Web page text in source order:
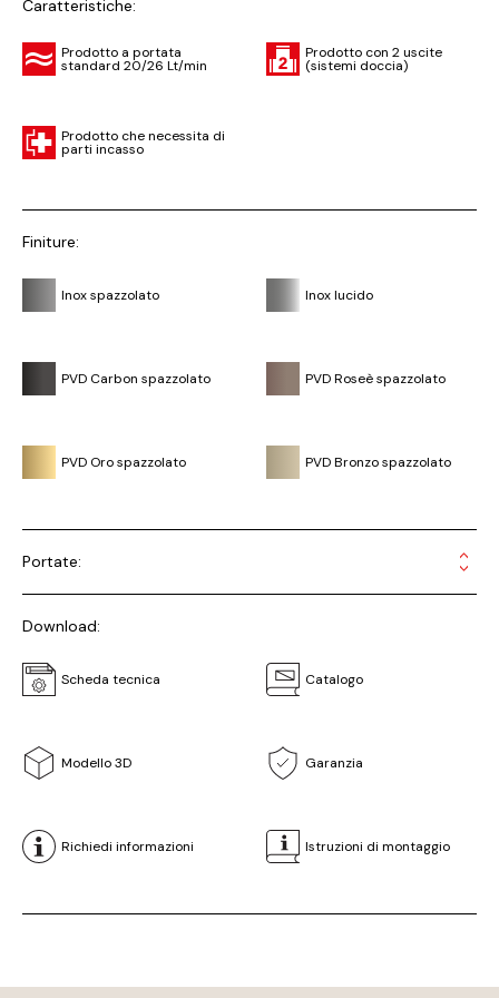
Caratteristiche:
Prodotto a portata
standard 20/26 Lt/min
Prodotto con 2 uscite
(sistemi doccia)
Prodotto che necessita di
parti incasso
Finiture:
Inox spazzolato Inox lucido
PVD Carbon spazzolato PVD Roseè spazzolato
PVD Oro spazzolato PVD Bronzo spazzolato
Portate:
Download:
Scheda tecnica Catalogo
Modello 3D Garanzia
Richiedi informazioni Istruzioni di montaggio